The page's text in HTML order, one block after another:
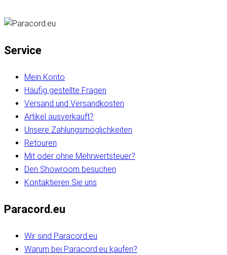
Service
Mein Konto
Häufig gestellte Fragen
Versand und Versandkosten
Artikel ausverkauft?
Unsere Zahlungsmöglichkeiten
Retouren
Mit oder ohne Mehrwertsteuer?
Den Showroom besuchen
Kontaktieren Sie uns
Paracord.eu
Wir sind Paracord.eu
Warum bei Paracord.eu kaufen?